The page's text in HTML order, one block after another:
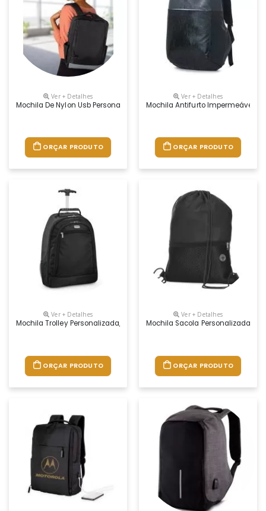
Ver + Detalhes
Mochila De Nylon Usb Personalizada
ORÇAR PRODUTO
Ver + Detalhes
Mochila Antifurto Impermeável
ORÇAR PRODUTO
Ver + Detalhes
Mochila Trolley Personalizada, Medidas 350 X 540 X 245 Mm, Material
ORÇAR PRODUTO
Ver + Detalhes
Mochila Sacola Personalizada,
ORÇAR PRODUTO